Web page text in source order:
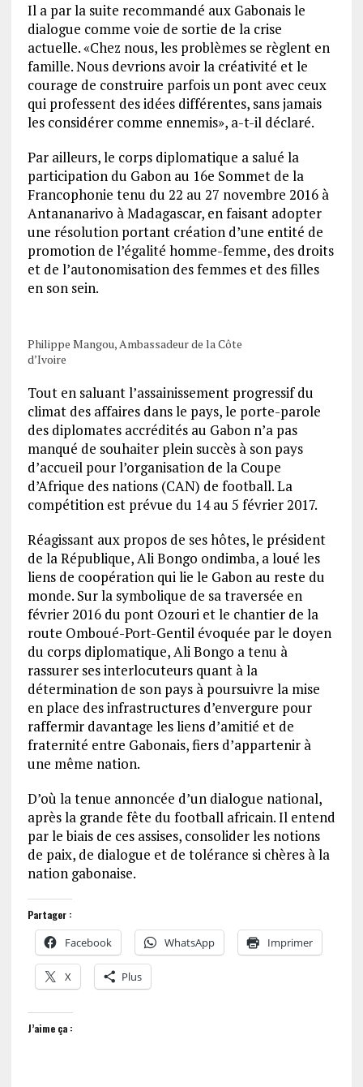
Il a par la suite recommandé aux Gabonais le
dialogue comme voie de sortie de la crise
actuelle. «Chez nous, les problèmes se règlent en
famille. Nous devrions avoir la créativité et le
courage de construire parfois un pont avec ceux
qui professent des idées différentes, sans jamais
les considérer comme ennemis», a-t-il déclaré.
Par ailleurs, le corps diplomatique a salué la
participation du Gabon au 16e Sommet de la
Francophonie tenu du 22 au 27 novembre 2016 à
Antananarivo à Madagascar, en faisant adopter
une résolution portant création d’une entité de
promotion de l’égalité homme-femme, des droits
et de l’autonomisation des femmes et des filles
en son sein.
Philippe Mangou, Ambassadeur de la Côte
d’Ivoire
Tout en saluant l’assainissement progressif du
climat des affaires dans le pays, le porte-parole
des diplomates accrédités au Gabon n’a pas
manqué de souhaiter plein succès à son pays
d’accueil pour l’organisation de la Coupe
d’Afrique des nations (CAN) de football. La
compétition est prévue du 14 au 5 février 2017.
Réagissant aux propos de ses hôtes, le président
de la République, Ali Bongo ondimba, a loué les
liens de coopération qui lie le Gabon au reste du
monde. Sur la symbolique de sa traversée en
février 2016 du pont Ozouri et le chantier de la
route Omboué-Port-Gentil évoquée par le doyen
du corps diplomatique, Ali Bongo a tenu à
rassurer ses interlocuteurs quant à la
détermination de son pays à poursuivre la mise
en place des infrastructures d’envergure pour
raffermir davantage les liens d’amitié et de
fraternité entre Gabonais, fiers d’appartenir à
une même nation.
D’où la tenue annoncée d’un dialogue national,
après la grande fête du football africain. Il entend
par le biais de ces assises, consolider les notions
de paix, de dialogue et de tolérance si chères à la
nation gabonaise.
Partager :
Facebook WhatsApp Imprimer
X Plus
J’aime ça :